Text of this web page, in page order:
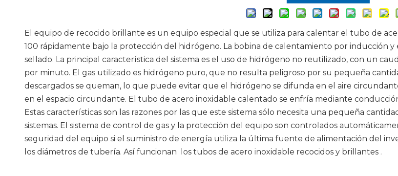
El equipo de recocido brillante es un equipo especial que se utiliza para calentar el tubo de
100 rápidamente bajo la protección del hidrógeno. La bobina de calentamiento por inducción
sellado. La principal característica del sistema es el uso de hidrógeno no reutilizado, con un
por minuto. El gas utilizado es hidrógeno puro, que no resulta peligroso por su pequeña
descargados se queman, lo que puede evitar que el hidrógeno se difunda en el aire
en el espacio circundante. El tubo de acero inoxidable calentado se enfría mediante
Estas características son las razones por las que este sistema sólo necesita una pequeña
sistemas. El sistema de control de gas y la protección del equipo son controlados
seguridad del equipo si el suministro de energía utiliza la última fuente de alimentación del
los diámetros de tubería. Así funcionan
los tubos de acero inoxidable recocidos y brillantes .